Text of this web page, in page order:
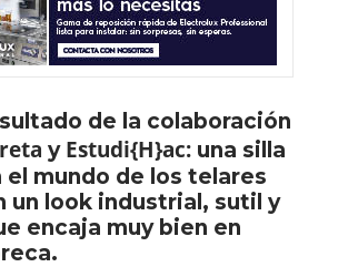
de la colaboración
y Estudi{H}ac: una silla
el mundo de los telares
un look industrial, sutil y
encaja muy bien en